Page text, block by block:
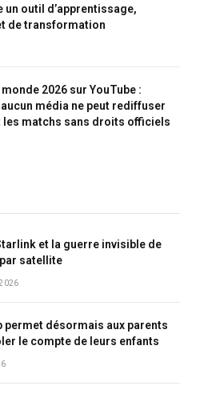
un outil d’apprentissage,
de transformation
2026 sur YouTube :
média ne peut rediffuser
les matchs sans droits officiels
et la guerre invisible de
satellite
permet désormais aux parents
le compte de leurs enfants